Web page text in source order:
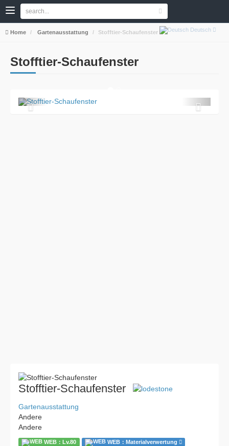
Deutsch
Home Gartenausstattung Stofftier-Schaufenster
Stofftier-Schaufenster
Stofftier-Schaufenster
Gartenausstattung
Andere
Andere
WEB：Lv.80
WEB：Materialverwertung